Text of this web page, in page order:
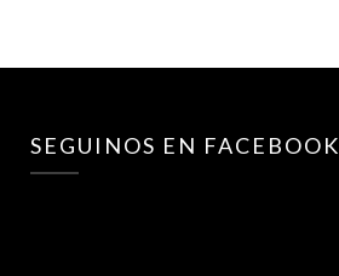
SEGUINOS EN FACEBOOK